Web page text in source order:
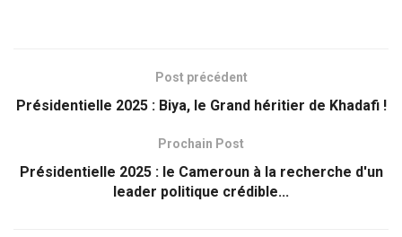
Post précédent
Présidentielle 2025 : Biya, le Grand héritier de Khadafi !
Prochain Post
Présidentielle 2025 : le Cameroun à la recherche d'un
leader politique crédible...